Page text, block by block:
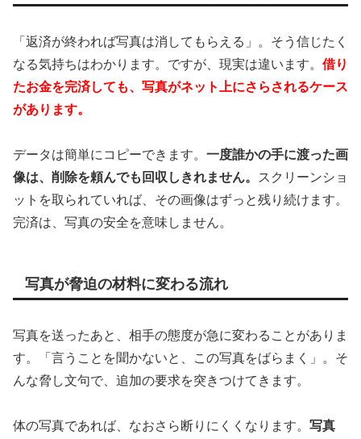
「返済が終われば写真は消してもらえる」。そう信じたく
なる気持ちはわかります。ですが、現実は違います。 借り
たお金を完済しても、写真がネット上にさらされるケース
があります。
データは簡単にコピーできます。 一度誰かの手に渡った画
像は、削除を頼んでも回収しきれません。 スクリーンショ
ットを取られていれば、その画像はずっと残り続けます。
完済は、写真の安全を意味しません。
写真が脅迫の材料に変わる流れ
写真を送ったあと、相手の態度が急に変わることがありま
す。「言うことを聞かないと、この写真をばらまく」。そ
んな脅し文句で、追加の要求を突きつけてきます。
体の写真であれば、なおさら断りにくくなります。 写真